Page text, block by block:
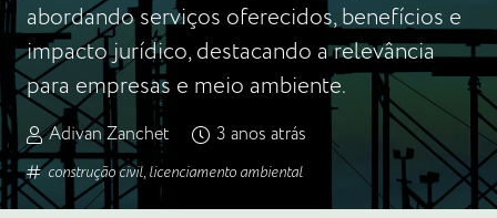
abordando serviços oferecidos, benefícios e
impacto jurídico, destacando a relevância
para empresas e meio ambiente.
Adivan Zanchet 3 anos atrás
construção civil,licenciamento ambiental